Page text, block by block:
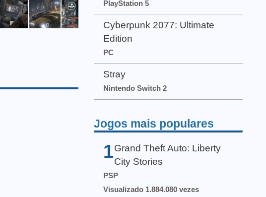
PlayStation 5
Cyberpunk 2077: Ultimate
Edition
PC
Stray
Nintendo Switch 2
Jogos mais populares
1 Grand Theft Auto: Liberty
City Stories
PSP
Visualizado 1.884.080 vezes